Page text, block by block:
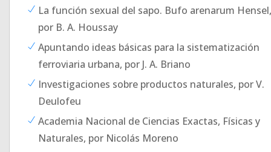
La función sexual del sapo. Bufo arenarum Hensel,
por B. A. Houssay
Apuntando ideas básicas para la sistematización
ferroviaria urbana, por J. A. Briano
Investigaciones sobre productos naturales, por V.
Deulofeu
Academia Nacional de Ciencias Exactas, Físicas y
Naturales, por Nicolás Moreno